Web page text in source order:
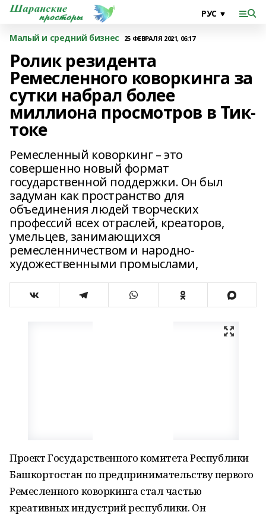
Малый и средний бизнес 25 ФЕВРАЛЯ 2021, 06:17
Ролик резидента
Ремесленного коворкинга за
сутки набрал более
миллиона просмотров в Тик-
токе
Ремесленный коворкинг – это
совершенно новый формат
государственной поддержки. Он был
задуман как пространство для
объединения людей творческих
профессий всех отраслей, креаторов,
умельцев, занимающихся
ремесленничеством и народно-
художественными промыслами,
Проект Государственного комитета Республики
Башкортостан по предпринимательству первого
Ремесленного коворкинга стал частью
креативных индустрий республики. Он